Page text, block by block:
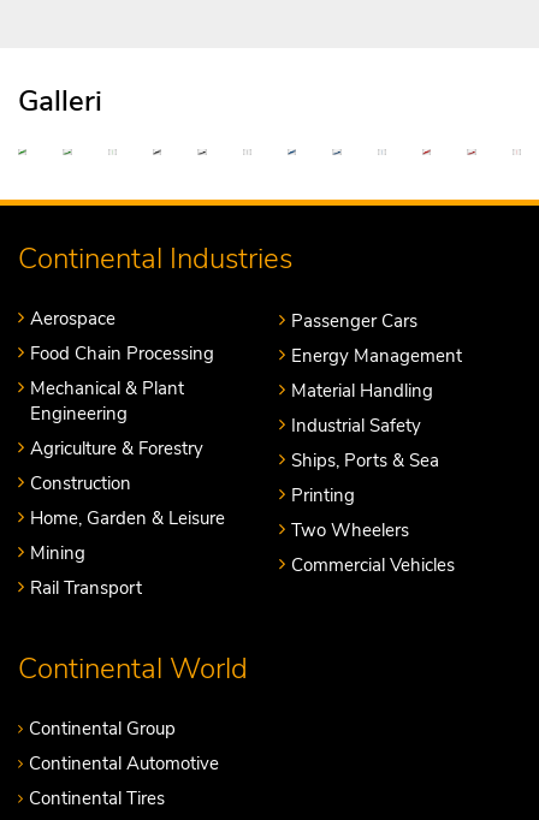
Galleri
Continental Industries
Aerospace
Food Chain Processing
Mechanical & Plant
Engineering
Agriculture & Forestry
Construction
Home, Garden & Leisure
Mining
Rail Transport
Passenger Cars
Energy Management
Material Handling
Industrial Safety
Ships, Ports & Sea
Printing
Two Wheelers
Commercial Vehicles
Continental World
Continental Group
Continental Automotive
Continental Tires